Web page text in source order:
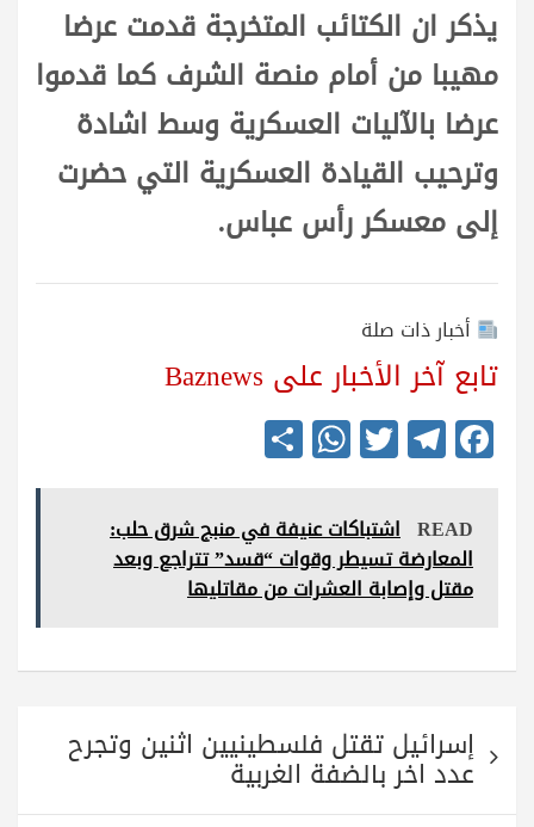
يذكر ان الكتائب المتخرجة قدمت عرضا
مهيبا من أمام منصة الشرف كما قدموا
عرضا بالآليات العسكرية وسط اشادة
وترحيب القيادة العسكرية التي حضرت
إلى معسكر رأس عباس.
أخبار ذات صلة
تابع آخر الأخبار على Baznews
Fa
ce
bo
ok
Te
le
gr
a
m
T
wi
tte
r
W
ha
ts
A
pp
re READ اشتباكات عنيفة في منبج شرق حلب:
المعارضة تسيطر وقوات “قسد” تتراجع وبعد
مقتل وإصابة العشرات من مقاتليها
تصفّح
المقالات
إسرائيل تقتل فلسطينيين اثنين وتجرح
عدد اخر بالضفة الغربية